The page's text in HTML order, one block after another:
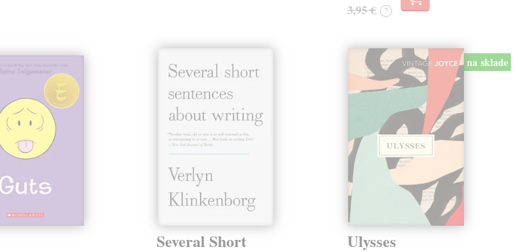
3,95 € ?
Several Short
na sklade
Ulysses